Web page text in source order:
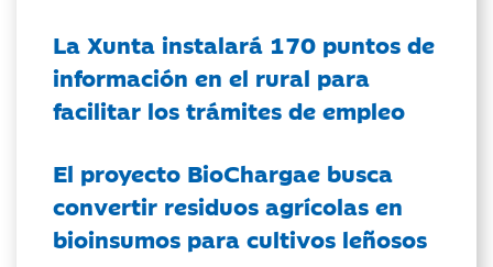
La Xunta instalará 170 puntos de
información en el rural para
facilitar los trámites de empleo
El proyecto BioChargae busca
convertir residuos agrícolas en
bioinsumos para cultivos leñosos